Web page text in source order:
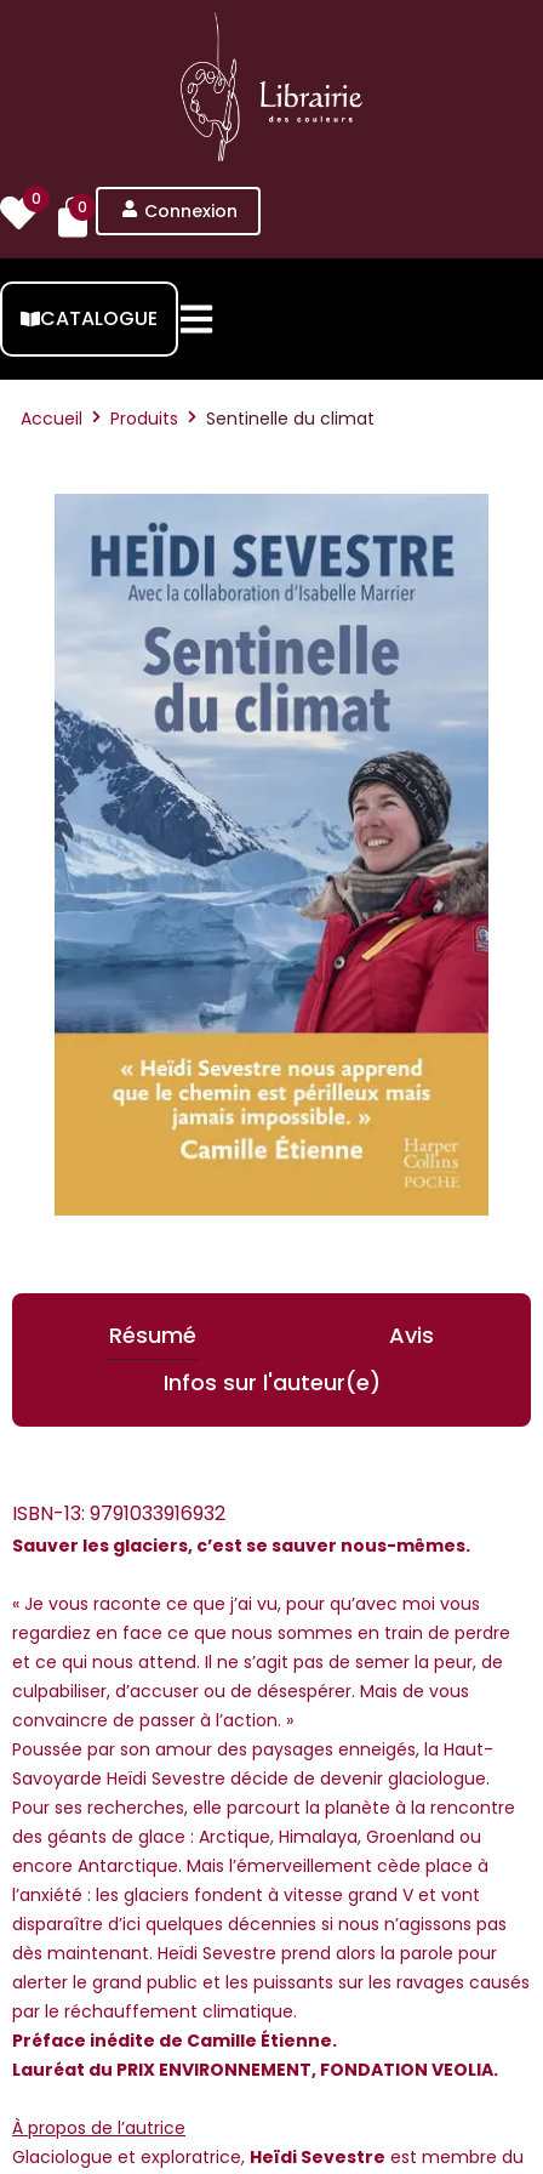
0 0 Connexion
CATALOGUE
Accueil Produits Sentinelle du climat
Résumé
Avis
Infos sur l'auteur(e)
ISBN-13: 9791033916932
Sauver les glaciers, c’est se sauver nous-mêmes.
« Je vous raconte ce que j’ai vu, pour qu’avec moi vous
regardiez en face ce que nous sommes en train de perdre
et ce qui nous attend. Il ne s’agit pas de semer la peur, de
culpabiliser, d’accuser ou de désespérer. Mais de vous
convaincre de passer à l’action. »
Poussée par son amour des paysages enneigés, la Haut-
Savoyarde Heïdi Sevestre décide de devenir glaciologue.
Pour ses recherches, elle parcourt la planète à la rencontre
des géants de glace : Arctique, Himalaya, Groenland ou
encore Antarctique. Mais l’émerveillement cède place à
l’anxiété : les glaciers fondent à vitesse grand V et vont
disparaître d’ici quelques décennies si nous n’agissons pas
dès maintenant. Heïdi Sevestre prend alors la parole pour
alerter le grand public et les puissants sur les ravages causés
par le réchauffement climatique.
Préface inédite de Camille Étienne.
Lauréat du PRIX ENVIRONNEMENT, FONDATION VEOLIA.
À propos de l’autrice
Glaciologue et exploratrice, Heïdi Sevestre est membre du
*Guests cannot publish reviews